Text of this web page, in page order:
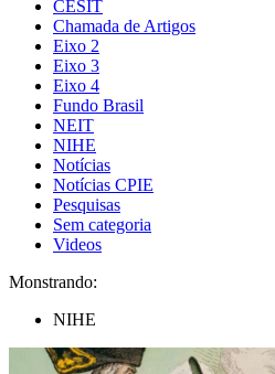
CESIT
Chamada de Artigos
Eixo 2
Eixo 3
Eixo 4
Fundo Brasil
NEIT
NIHE
Notícias
Notícias CPIE
Pesquisas
Sem categoria
Videos
Monstrando:
NIHE